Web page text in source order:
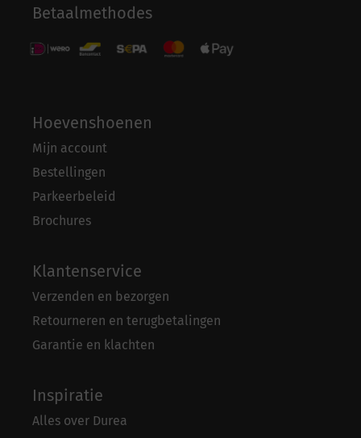
Betaalmethodes
Hoevenshoenen
Mijn account
Bestellingen
Parkeerbeleid
Brochures
Klantenservice
Verzenden en bezorgen
Retourneren en terugbetalingen
Garantie en klachten
Inspiratie
Alles over Durea